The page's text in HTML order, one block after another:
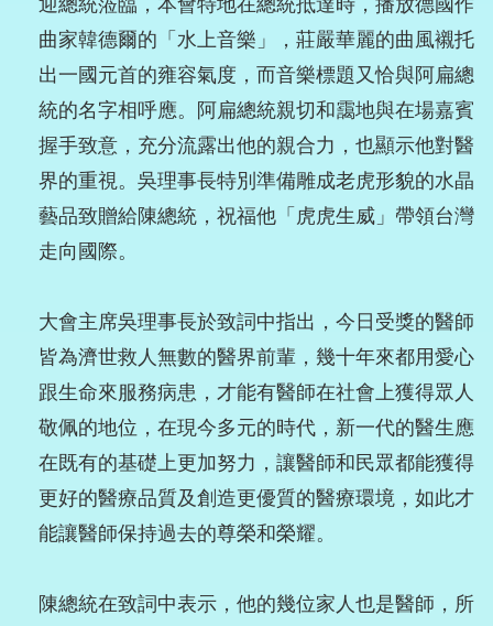
迎總統蒞臨，本會特地在總統抵達時，播放德國作
曲家韓德爾的「水上音樂」，莊嚴華麗的曲風襯托
出一國元首的雍容氣度，而音樂標題又恰與阿扁總
統的名字相呼應。阿扁總統親切和靄地與在場嘉賓
握手致意，充分流露出他的親合力，也顯示他對醫
界的重視。吳理事長特別準備雕成老虎形貌的水晶
藝品致贈給陳總統，祝福他「虎虎生威」帶領台灣
走向國際。
大會主席吳理事長於致詞中指出，今日受獎的醫師
皆為濟世救人無數的醫界前輩，幾十年來都用愛心
跟生命來服務病患，才能有醫師在社會上獲得眾人
敬佩的地位，在現今多元的時代，新一代的醫生應
在既有的基礎上更加努力，讓醫師和民眾都能獲得
更好的醫療品質及創造更優質的醫療環境，如此才
能讓醫師保持過去的尊榮和榮耀。
陳總統在致詞中表示，他的幾位家人也是醫師，所